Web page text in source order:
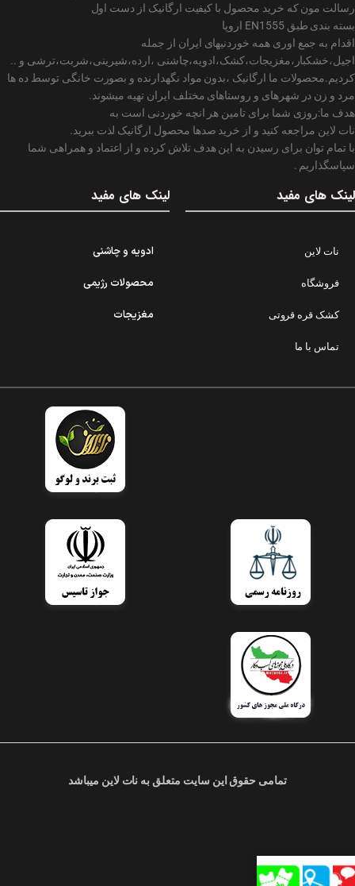
رسالت مون که خرید محصول با کیفیت ارگانیک از دست اول
بسته بندی طبق EN1555 اروپا
اقدام به جمع اوری همه خوردنیهای ایران از جمله
اجیل،خشکبار،مغزیجات،کشک،ادویه،چاشنی ،ارده،شیرینی،شربت،ترشی و ..
کردیم.محصولات ما ارگانیک ،بدون مواد نگهدارنده و بصورت خانگی توسط ده ها
مرد و زن در شهرهای و روستاهای مختلف ایران تهیه میشوند.
هدف ما:روزی شما برای تامین هر انچه خوردنی است به
نات لاین مراجعه کنید و از خرید صدها محصول ارگانیک لذت ببرید.
با تمام توان برای رسیدن به این هدف تلاش کرده و از اعتماد و همراهی شما
سپاسگذاریم .
لینک های مفید
نات لاین
فروشگاه
کشک قره قروتی
تماس با ما
لینک های مفید
ادویه و چاشنی
محصولات رژیمی
مغزیجات
تمامی حقوق این سایت متعلق به نات لاین میباشد